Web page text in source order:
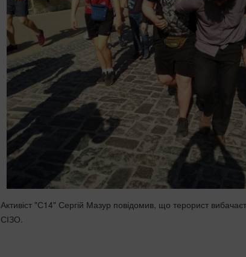
Активіст "С14" Сергій Мазур повідомив, що терорист
СІЗО.